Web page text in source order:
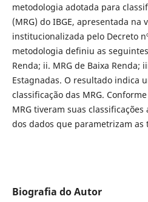
metodologia adotada para
(MRG) do IBGE, apresentada
institucionalizada pelo Decreto
metodologia definiu as
Renda; ii. MRG de Baixa Renda;
Estagnadas. O resultado indica
classificação das MRG.
MRG tiveram suas
dos dados que parametrizam as
Biografia do Autor